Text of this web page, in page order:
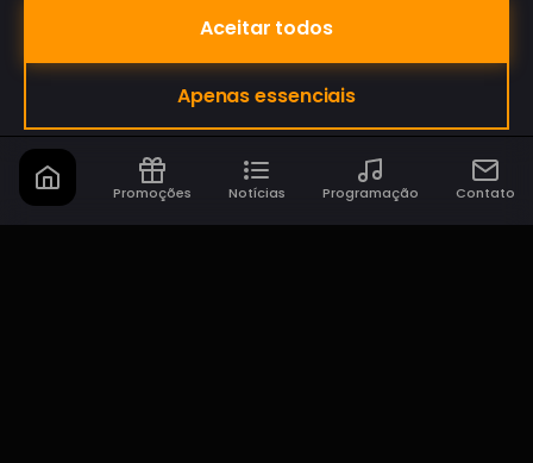
BAND FM POUSO ALEGRE
A SUA RÁDIO DO SEU JEITO!
Aceitar todos
Apenas essenciais
Promoções Notícias Programação Contato